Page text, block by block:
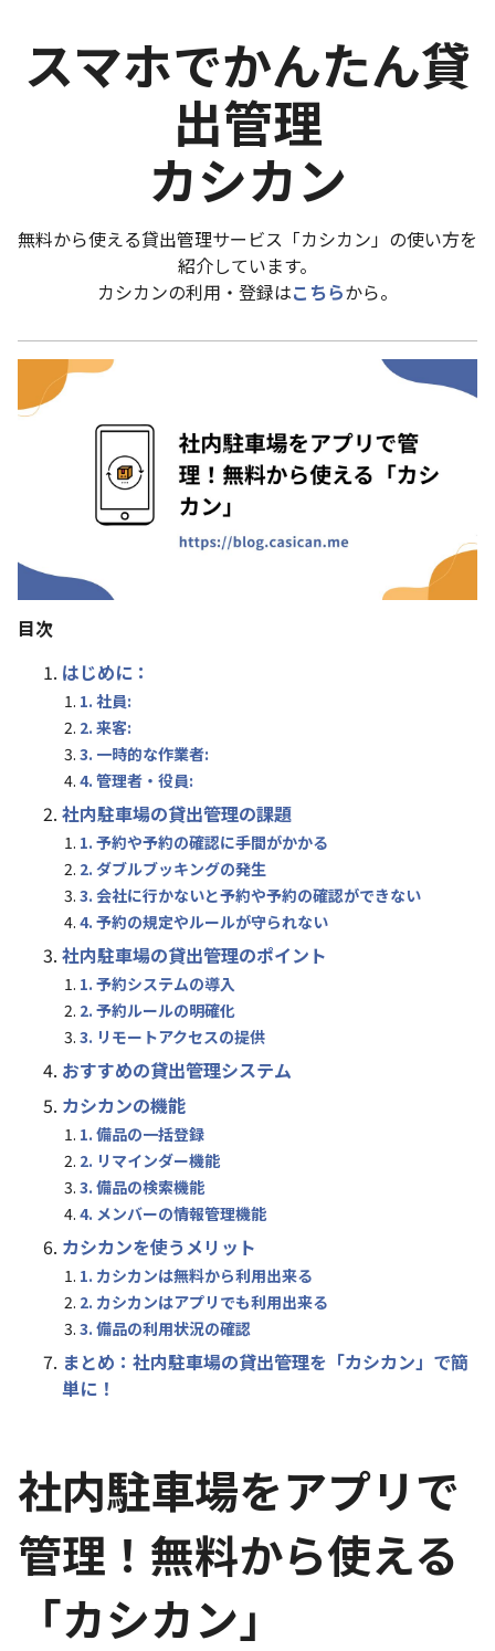
スマホでかんたん貸
出管理
カシカン
無料から使える貸出管理サービス「カシカン」の使い方を
紹介しています。
カシカンの利用・登録はこちらから。
目次
はじめに：
1. 社員:
2. 来客:
3. 一時的な作業者:
4. 管理者・役員:
社内駐車場の貸出管理の課題
1. 予約や予約の確認に手間がかかる
2. ダブルブッキングの発生
3. 会社に行かないと予約や予約の確認ができない
4. 予約の規定やルールが守られない
社内駐車場の貸出管理のポイント
1. 予約システムの導入
2. 予約ルールの明確化
3. リモートアクセスの提供
おすすめの貸出管理システム
カシカンの機能
1. 備品の一括登録
2. リマインダー機能
3. 備品の検索機能
4. メンバーの情報管理機能
カシカンを使うメリット
1. カシカンは無料から利用出来る
2. カシカンはアプリでも利用出来る
3. 備品の利用状況の確認
まとめ：社内駐車場の貸出管理を「カシカン」で簡
単に！
社内駐車場をアプリで
管理！無料から使える
「カシカン」